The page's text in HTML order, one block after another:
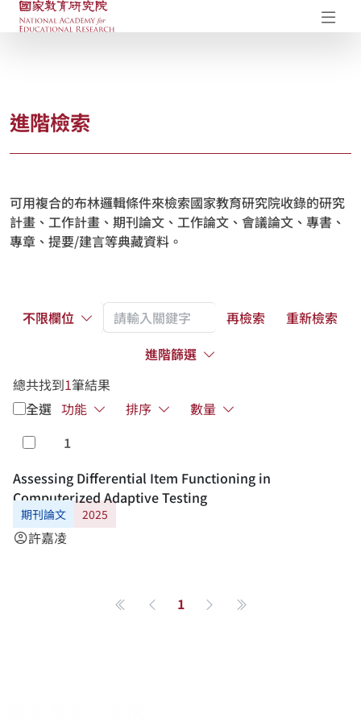
國家教育研究院-研究成果典藏庫
進階檢索
可用複合的布林邏輯條件來檢索國家教育研究院收錄的研究
計畫、工作計畫、期刊論文、工作論文、會議論文、專書、
專章、提要/建言等典藏資料。
不限欄位 再檢索
重新檢索
進階篩選
總共找到1筆結果
全選 功能 排序
數量
勾選
1
Assessing Differential Item Functioning in
Computerized Adaptive Testing
期刊論文 2025
account_circle許嘉凌
第一頁上一頁
1 下一頁最後一頁